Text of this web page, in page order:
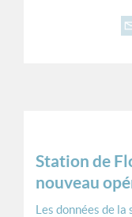
Station de
nouveau
Les données de